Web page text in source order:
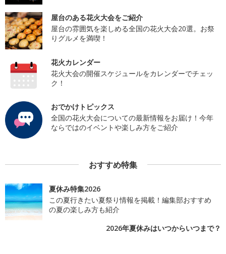
屋台のある花火大会をご紹介
屋台の雰囲気を楽しめる全国の花火大会20選。お祭
りグルメを満喫！
花火カレンダー
花火大会の開催スケジュールをカレンダーでチェッ
ク！
おでかけトピックス
全国の花火大会についての最新情報をお届け！今年
ならではのイベントや楽しみ方をご紹介
おすすめ特集
夏休み特集2026
この夏行きたい夏祭り情報を掲載！編集部おすすめ
の夏の楽しみ方も紹介
2026年夏休みはいつからいつまで？